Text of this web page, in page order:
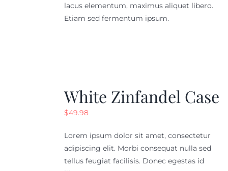
lacus elementum, maximus aliquet libero.
Etiam sed fermentum ipsum.
White Zinfandel Case
$49.98
Lorem ipsum dolor sit amet, consectetur
adipiscing elit. Morbi consequat nulla sed
tellus feugiat facilisis. Donec egestas id